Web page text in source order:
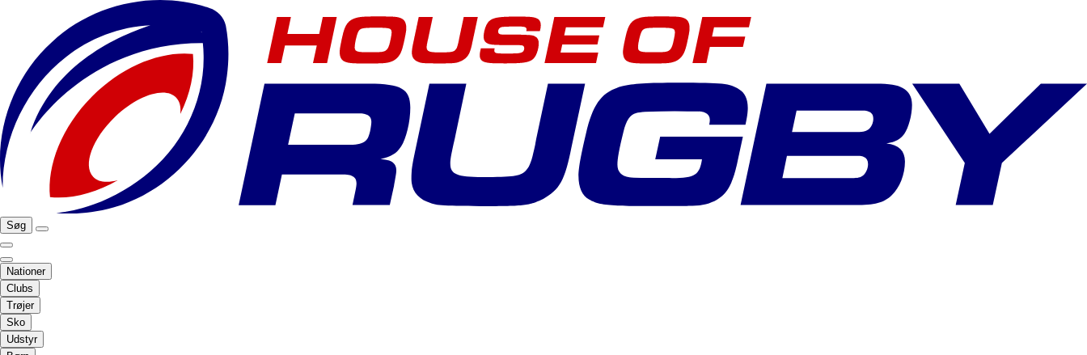
Søg
Nationer
Clubs
Trøjer
Sko
Udstyr